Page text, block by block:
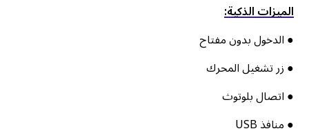
الميزات الذكية:
● الدخول بدون مفتاح
● زر تشغيل المحرك
● اتصال بلوتوث
● منافذ USB